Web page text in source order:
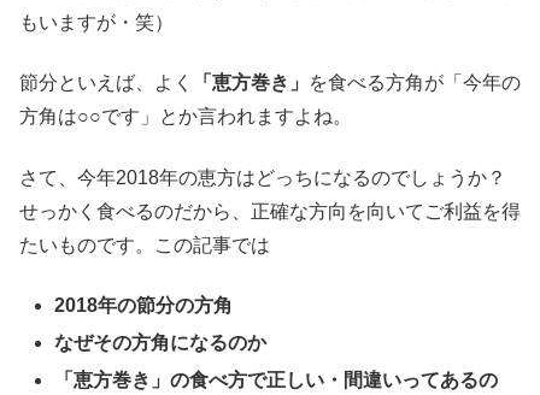
もいますが・笑）
節分といえば、よく 「恵方巻き」
を食べる方角が「今年の
方角は○○です」とか言われますよね。
さて、今年2018年の恵方はどっちになるのでしょうか？
せっかく食べるのだから、正確な方向を向いてご利益を得
たいものです。この記事では
2018年の節分の方角
なぜその方角になるのか
「恵方巻き」の食べ方で正しい・間違いってあるの